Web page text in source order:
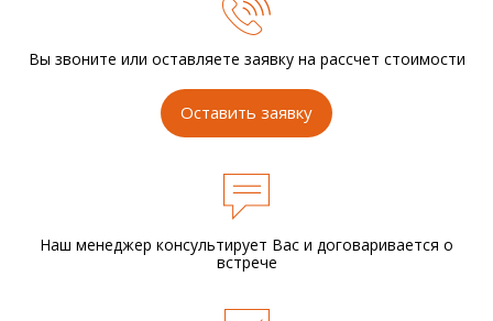
Вы звоните или оставляете заявку на рассчет стоимости
Оставить заявку
Наш менеджер консультирует Вас и договаривается о
встрече